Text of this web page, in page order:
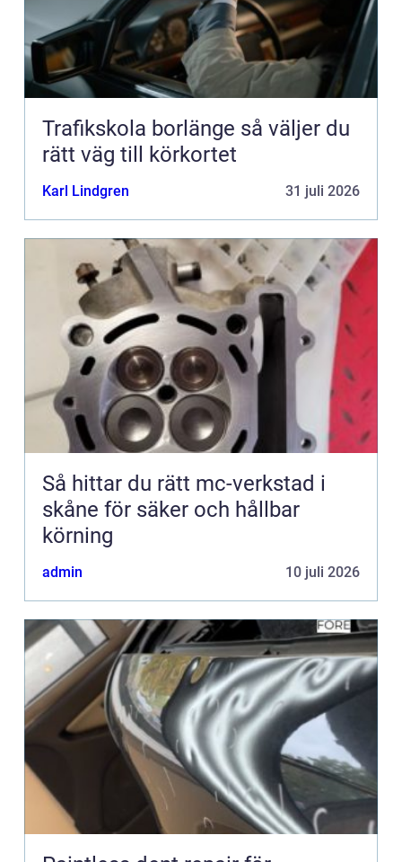
Trafikskola borlänge så väljer du
rätt väg till körkortet
Karl Lindgren 31 juli 2026
Så hittar du rätt mc-verkstad i
skåne för säker och hållbar
körning
admin 10 juli 2026